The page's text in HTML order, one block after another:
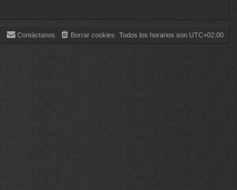
Todos los horarios son UTC+02:00
Borrar cookies
Contáctanos